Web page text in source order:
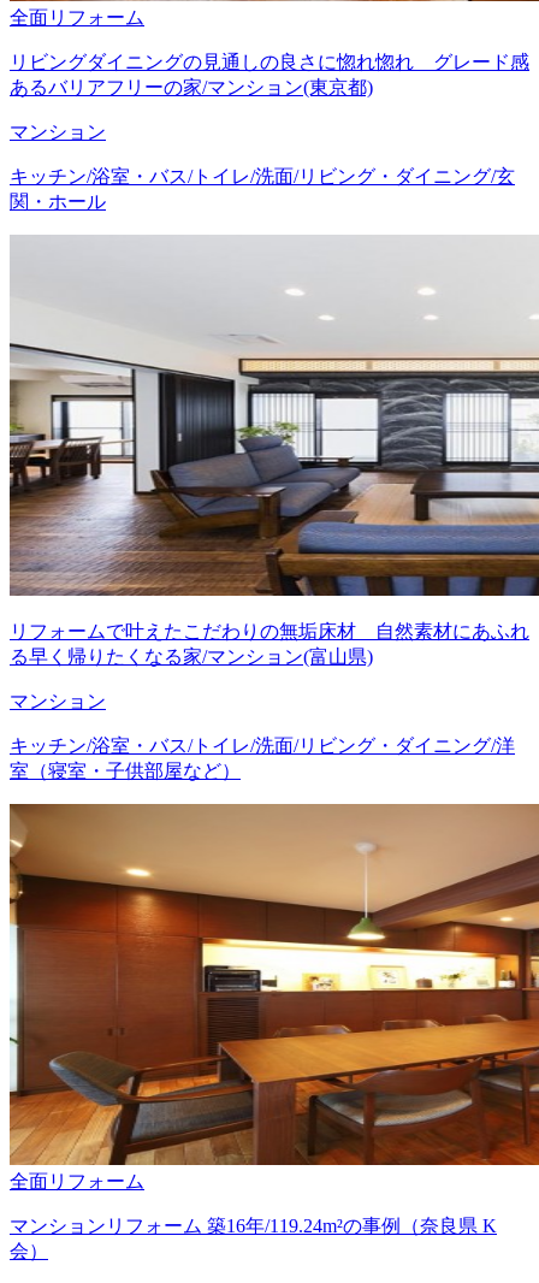
全面リフォーム
リビングダイニングの見通しの良さに惚れ惚れ グレード感
あるバリアフリーの家/マンション(東京都)
マンション
キッチン/浴室・バス/トイレ/洗面/リビング・ダイニング/玄
関・ホール
リフォームで叶えたこだわりの無垢床材 自然素材にあふれ
る早く帰りたくなる家/マンション(富山県)
マンション
キッチン/浴室・バス/トイレ/洗面/リビング・ダイニング/洋
室（寝室・子供部屋など）
全面リフォーム
マンションリフォーム 築16年/119.24m²の事例（奈良県 K
会）